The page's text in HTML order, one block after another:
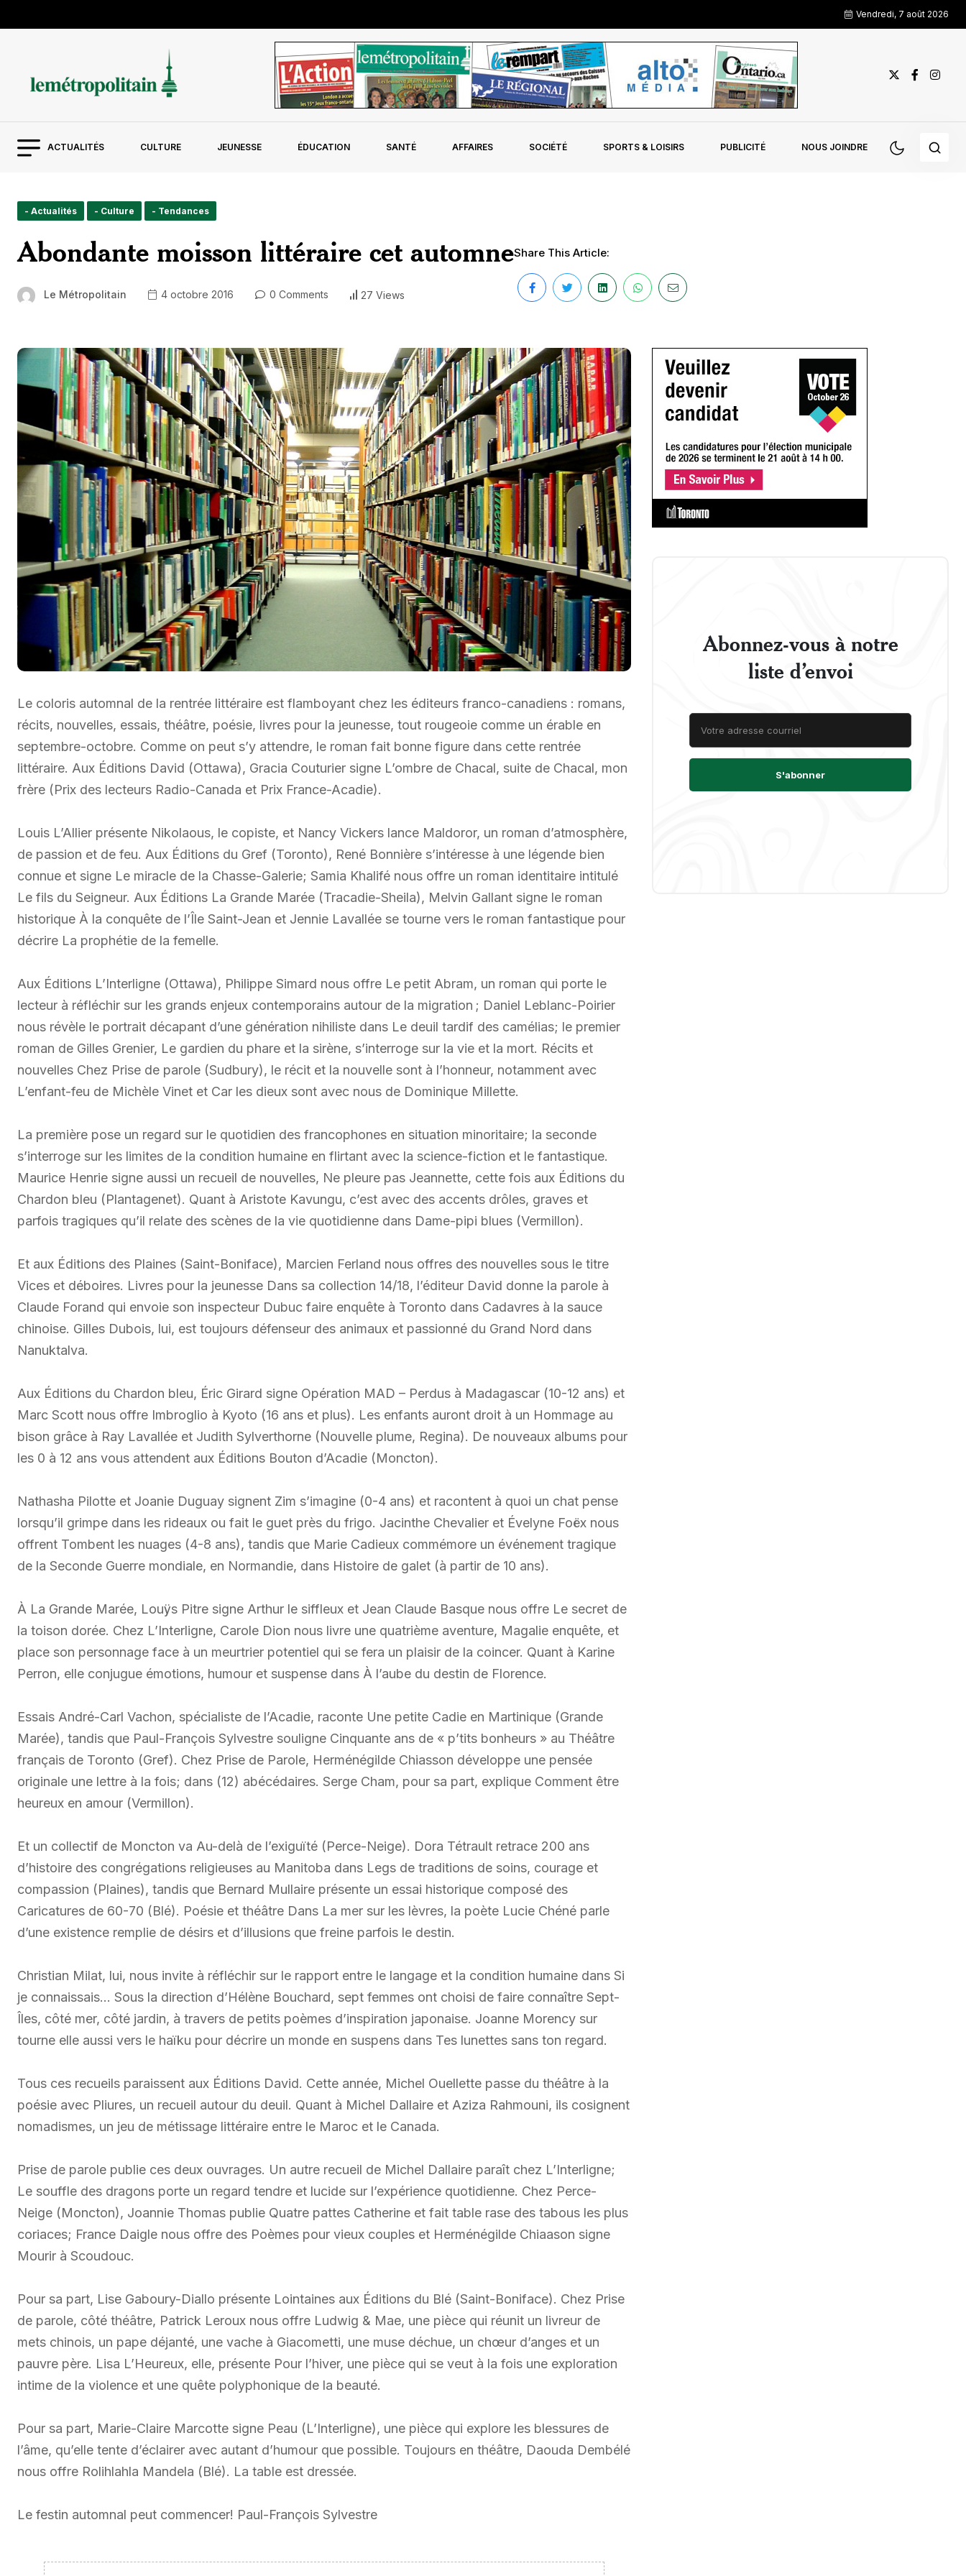
Vendredi, 7 août 2026
ACTUALITÉS CULTURE JEUNESSE ÉDUCATION SANTÉ AFFAIRES SOCIÉTÉ SPORTS & LOISIRS PUBLICITÉ NOUS JOINDRE
- Actualités - Culture - Tendances
Abondante moisson littéraire cet automne
Le Métropolitain 4 octobre 2016 0 Comments 27 Views
Share This Article:
Le coloris automnal de la rentrée littéraire est flamboyant chez les éditeurs franco-canadiens : romans,
récits, nouvelles, essais, théâtre, poésie, livres pour la jeunesse, tout rougeoie comme un érable en
septembre-octobre. Comme on peut s’y attendre, le roman fait bonne figure dans cette rentrée
littéraire. Aux Éditions David (Ottawa), Gracia Couturier signe L’ombre de Chacal, suite de Chacal, mon
frère (Prix des lecteurs Radio-Canada et Prix France-Acadie).
Louis L’Allier présente Nikolaous, le copiste, et Nancy Vickers lance Maldoror, un roman d’atmosphère,
de passion et de feu. Aux Éditions du Gref (Toronto), René Bonnière s’intéresse à une légende bien
connue et signe Le miracle de la Chasse-Galerie; Samia Khalifé nous offre un roman identitaire intitulé
Le fils du Seigneur. Aux Éditions La Grande Marée (Tracadie-Sheila), Melvin Gallant signe le roman
historique À la conquête de l’Île Saint-Jean et Jennie Lavallée se tourne vers le roman fantastique pour
décrire La prophétie de la femelle.
Aux Éditions L’Interligne (Ottawa), Philippe Simard nous offre Le petit Abram, un roman qui porte le
lecteur à réfléchir sur les grands enjeux contemporains autour de la migration ; Daniel Leblanc-Poirier
nous révèle le portrait décapant d’une génération nihiliste dans Le deuil tardif des camélias; le premier
roman de Gilles Grenier, Le gardien du phare et la sirène, s’interroge sur la vie et la mort. Récits et
nouvelles Chez Prise de parole (Sudbury), le récit et la nouvelle sont à l’honneur, notamment avec
L’enfant-feu de Michèle Vinet et Car les dieux sont avec nous de Dominique Millette.
La première pose un regard sur le quotidien des francophones en situation minoritaire; la seconde
s’interroge sur les limites de la condition humaine en flirtant avec la science-fiction et le fantastique.
Maurice Henrie signe aussi un recueil de nouvelles, Ne pleure pas Jeannette, cette fois aux Éditions du
Chardon bleu (Plantagenet). Quant à Aristote Kavungu, c’est avec des accents drôles, graves et
parfois tragiques qu’il relate des scènes de la vie quotidienne dans Dame-pipi blues (Vermillon).
Et aux Éditions des Plaines (Saint-Boniface), Marcien Ferland nous offres des nouvelles sous le titre
Vices et déboires. Livres pour la jeunesse Dans sa collection 14/18, l’éditeur David donne la parole à
Claude Forand qui envoie son inspecteur Dubuc faire enquête à Toronto dans Cadavres à la sauce
chinoise. Gilles Dubois, lui, est toujours défenseur des animaux et passionné du Grand Nord dans
Nanuktalva.
Aux Éditions du Chardon bleu, Éric Girard signe Opération MAD – Perdus à Madagascar (10-12 ans) et
Marc Scott nous offre Imbroglio à Kyoto (16 ans et plus). Les enfants auront droit à un Hommage au
bison grâce à Ray Lavallée et Judith Sylverthorne (Nouvelle plume, Regina). De nouveaux albums pour
les 0 à 12 ans vous attendent aux Éditions Bouton d’Acadie (Moncton).
Nathasha Pilotte et Joanie Duguay signent Zim s’imagine (0-4 ans) et racontent à quoi un chat pense
lorsqu’il grimpe dans les rideaux ou fait le guet près du frigo. Jacinthe Chevalier et Évelyne Foëx nous
offrent Tombent les nuages (4-8 ans), tandis que Marie Cadieux commémore un événement tragique
de la Seconde Guerre mondiale, en Normandie, dans Histoire de galet (à partir de 10 ans).
À La Grande Marée, Louÿs Pitre signe Arthur le siffleux et Jean Claude Basque nous offre Le secret de
la toison dorée. Chez L’Interligne, Carole Dion nous livre une quatrième aventure, Magalie enquête, et
place son personnage face à un meurtrier potentiel qui se fera un plaisir de la coincer. Quant à Karine
Perron, elle conjugue émotions, humour et suspense dans À l’aube du destin de Florence.
Essais André-Carl Vachon, spécialiste de l’Acadie, raconte Une petite Cadie en Martinique (Grande
Marée), tandis que Paul-François Sylvestre souligne Cinquante ans de « p’tits bonheurs » au Théâtre
français de Toronto (Gref). Chez Prise de Parole, Herménégilde Chiasson développe une pensée
originale une lettre à la fois; dans (12) abécédaires. Serge Cham, pour sa part, explique Comment être
heureux en amour (Vermillon).
Et un collectif de Moncton va Au-delà de l’exiguïté (Perce-Neige). Dora Tétrault retrace 200 ans
d’histoire des congrégations religieuses au Manitoba dans Legs de traditions de soins, courage et
compassion (Plaines), tandis que Bernard Mullaire présente un essai historique composé des
Caricatures de 60-70 (Blé). Poésie et théâtre Dans La mer sur les lèvres, la poète Lucie Chéné parle
d’une existence remplie de désirs et d’illusions que freine parfois le destin.
Christian Milat, lui, nous invite à réfléchir sur le rapport entre le langage et la condition humaine dans Si
je connaissais… Sous la direction d’Hélène Bouchard, sept femmes ont choisi de faire connaître Sept-
Îles, côté mer, côté jardin, à travers de petits poèmes d’inspiration japonaise. Joanne Morency sur
tourne elle aussi vers le haïku pour décrire un monde en suspens dans Tes lunettes sans ton regard.
Tous ces recueils paraissent aux Éditions David. Cette année, Michel Ouellette passe du théâtre à la
poésie avec Pliures, un recueil autour du deuil. Quant à Michel Dallaire et Aziza Rahmouni, ils cosignent
nomadismes, un jeu de métissage littéraire entre le Maroc et le Canada.
Prise de parole publie ces deux ouvrages. Un autre recueil de Michel Dallaire paraît chez L’Interligne;
Le souffle des dragons porte un regard tendre et lucide sur l’expérience quotidienne. Chez Perce-
Neige (Moncton), Joannie Thomas publie Quatre pattes Catherine et fait table rase des tabous les plus
coriaces; France Daigle nous offre des Poèmes pour vieux couples et Herménégilde Chiaason signe
Mourir à Scoudouc.
Pour sa part, Lise Gaboury-Diallo présente Lointaines aux Éditions du Blé (Saint-Boniface). Chez Prise
de parole, côté théâtre, Patrick Leroux nous offre Ludwig & Mae, une pièce qui réunit un livreur de
mets chinois, un pape déjanté, une vache à Giacometti, une muse déchue, un chœur d’anges et un
pauvre père. Lisa L’Heureux, elle, présente Pour l’hiver, une pièce qui se veut à la fois une exploration
intime de la violence et une quête polyphonique de la beauté.
Pour sa part, Marie-Claire Marcotte signe Peau (L’Interligne), une pièce qui explore les blessures de
l’âme, qu’elle tente d’éclairer avec autant d’humour que possible. Toujours en théâtre, Daouda Dembélé
nous offre Rolihlahla Mandela (Blé). La table est dressée.
Le festin automnal peut commencer! Paul-François Sylvestre
Abonnez-vous à notre
liste d’envoi